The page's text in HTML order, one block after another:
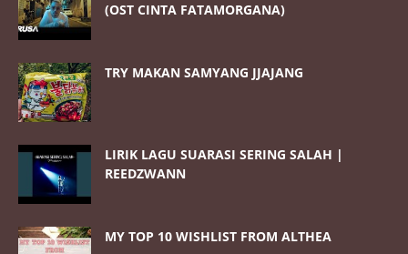
(OST CINTA FATAMORGANA)
TRY MAKAN SAMYANG JJAJANG
LIRIK LAGU SUARASI SERING SALAH |
REEDZWANN
MY TOP 10 WISHLIST FROM ALTHEA